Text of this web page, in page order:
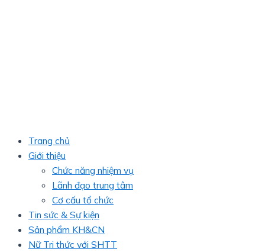
Trang chủ
Giới thiệu
Chức năng nhiệm vụ
Lãnh đạo trung tâm
Cơ cấu tổ chức
Tin sức & Sự kiện
Sản phẩm KH&CN
Nữ Tri thức với SHTT